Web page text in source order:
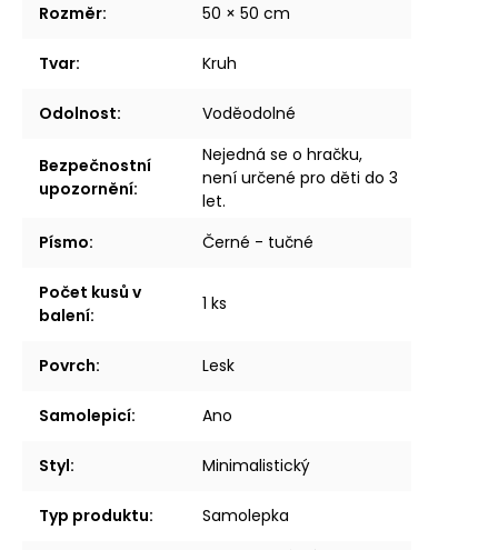
Rozměr: 50 × 50 cm
Tvar: Kruh
Odolnost: Voděodolné
Bezpečnostní
upozornění:
Nejedná se o hračku,
není určené pro děti do 3
let.
Písmo: Černé - tučné
Počet kusů v
balení:
1 ks
Povrch: Lesk
Samolepicí: Ano
Styl: Minimalistický
Typ produktu:
Samolepka